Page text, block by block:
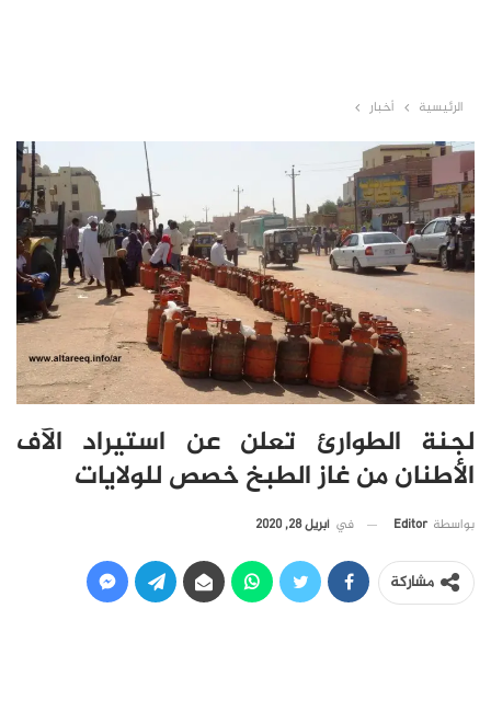
الرئيسية أخبار
لجنة الطوارئ تعلن عن استيراد الآف
الأطنان من غاز الطبخ خصص للولايات
بواسطة Editor في أبريل 28, 2020
مشاركة